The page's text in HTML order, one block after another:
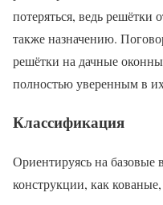
потеряться, ведь решётки
также назначению.
решётки на дачные
полностью уверенным в
Классификация
Ориентируясь на
конструкции, как